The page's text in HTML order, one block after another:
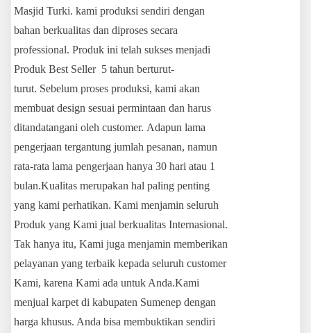
Masjid Turki. kami produksi sendiri dengan
bahan berkualitas dan diproses secara
professional. Produk ini telah sukses menjadi
Produk Best Seller 5 tahun berturut-
turut. Sebelum proses produksi, kami akan
membuat design sesuai permintaan dan harus
ditandatangani oleh customer. Adapun lama
pengerjaan tergantung jumlah pesanan, namun
rata-rata lama pengerjaan hanya 30 hari atau 1
bulan.Kualitas merupakan hal paling penting
yang kami perhatikan. Kami menjamin seluruh
Produk yang Kami jual berkualitas Internasional.
Tak hanya itu, Kami juga menjamin memberikan
pelayanan yang terbaik kepada seluruh customer
Kami, karena Kami ada untuk Anda.Kami
menjual karpet di kabupaten Sumenep dengan
harga khusus. Anda bisa membuktikan sendiri